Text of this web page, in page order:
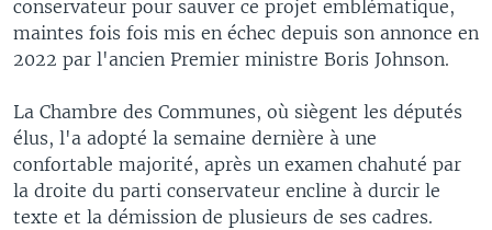
conservateur pour sauver ce projet emblématique,
maintes fois fois mis en échec depuis son annonce en
2022 par l'ancien Premier ministre Boris Johnson.
La Chambre des Communes, où siègent les députés
élus, l'a adopté la semaine dernière à une
confortable majorité, après un examen chahuté par
la droite du parti conservateur encline à durcir le
texte et la démission de plusieurs de ses cadres.